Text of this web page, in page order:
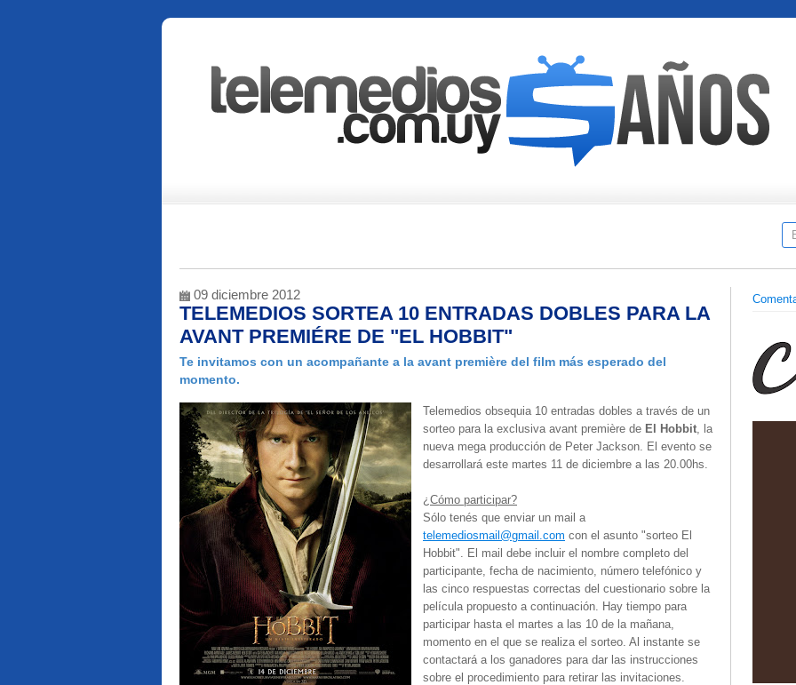
09 diciembre 2012
TELEMEDIOS SORTEA 10 ENTRADAS DOBLES PARA LA
AVANT PREMIÉRE DE "EL HOBBIT"
Te invitamos con un acompañante a la avant première del film más esperado del
momento.
Telemedios obsequia 10 entradas dobles a través de un
sorteo para la exclusiva avant première de El Hobbit, la
nueva mega producción de Peter Jackson. El evento se
desarrollará este martes 11 de diciembre a las 20.00hs.
¿Cómo participar?
Sólo tenés que enviar un mail a
telemediosmail@gmail.com con el asunto "sorteo El
Hobbit". El mail debe incluir el nombre completo del
participante, fecha de nacimiento, número telefónico y
las cinco respuestas correctas del cuestionario sobre la
película propuesto a continuación. Hay tiempo para
participar hasta el martes a las 10 de la mañana,
momento en el que se realiza el sorteo. Al instante se
contactará a los ganadores para dar las instrucciones
sobre el procedimiento para retirar las invitaciones.